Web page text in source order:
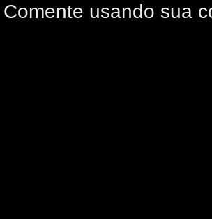
Comente usando sua